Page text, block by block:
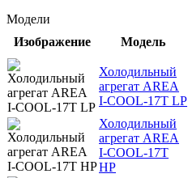
Модели
Изображение
Модель
Холодильный
агрегат AREA
I-COOL-17T LP
Холодильный
агрегат AREA
I-COOL-17T
HP